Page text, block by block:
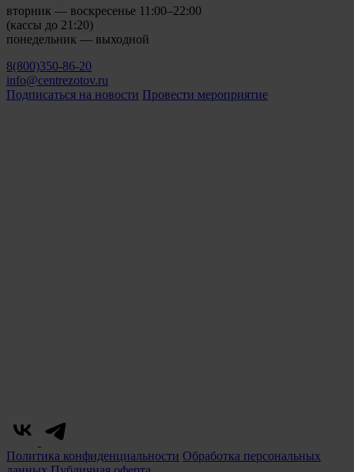
вторник — воскресенье 11:00–22:00
(кассы до 21:20)
понедельник — выходной
8(800)350-86-20
info@centrezotov.ru
Подписаться на новости Провести мероприятие
Политика конфиденциальности Обработка персональных